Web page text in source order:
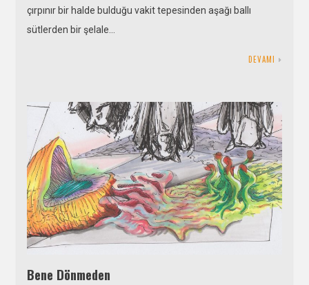
çırpınır bir halde bulduğu vakit tepesinden aşağı ballı
sütlerden bir şelale…
DEVAMI
Bene Dönmeden